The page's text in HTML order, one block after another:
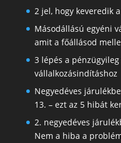
2 jel, hogy keveredik
Másodállású egyéni
amit a főállásod
3 lépés a
vállalkozásindításhoz
Negyedéves
13. – ezt az 5 hibát
2. negyedéves
Nem a hiba a